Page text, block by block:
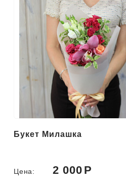
Букет Милашка
Цена: 2 000